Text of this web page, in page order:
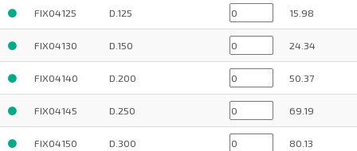
FIX04125 D.125 15.98
FIX04130 D.150 24.34
FIX04140 D.200 50.37
FIX04145 D.250 69.19
FIX04150 D.300 80.13